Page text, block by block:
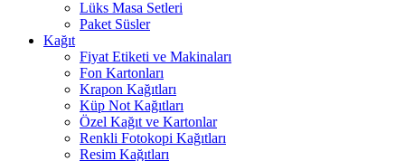
Lüks Masa Setleri
Paket Süsler
Kağıt
Fiyat Etiketi ve Makinaları
Fon Kartonları
Krapon Kağıtları
Küp Not Kağıtları
Özel Kağıt ve Kartonlar
Renkli Fotokopi Kağıtları
Resim Kağıtları